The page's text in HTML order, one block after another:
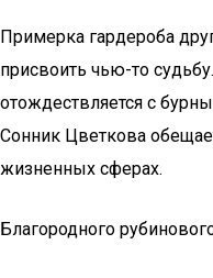
Примерка гардероба
присвоить чью-то
отождествляется с
Сонник Цветкова
жизненных сферах.
Благородного